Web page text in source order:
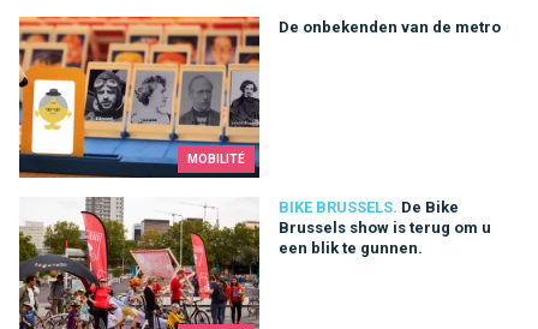
MOBILITÉ
De onbekenden van de metro
De onbekenden van de metro
BIKE BRUSSELS. De Bike
Brussels show is terug om u
een blik te gunnen.
De Bike Brussels show is terug om u een blik te gunnen.